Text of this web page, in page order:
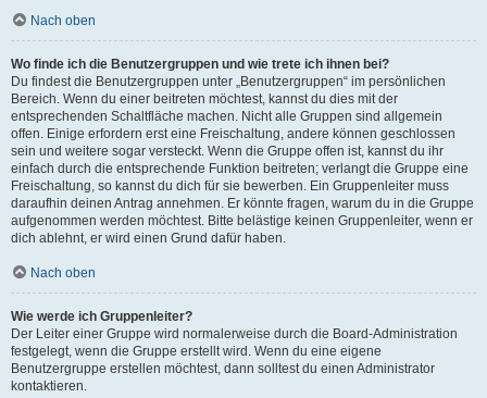
Nach oben
Wo finde ich die Benutzergruppen und wie trete ich ihnen bei?
Du findest die Benutzergruppen unter „Benutzergruppen“ im persönlichen
Bereich. Wenn du einer beitreten möchtest, kannst du dies mit der
entsprechenden Schaltfläche machen. Nicht alle Gruppen sind allgemein
offen. Einige erfordern erst eine Freischaltung, andere können geschlossen
sein und weitere sogar versteckt. Wenn die Gruppe offen ist, kannst du ihr
einfach durch die entsprechende Funktion beitreten; verlangt die Gruppe eine
Freischaltung, so kannst du dich für sie bewerben. Ein Gruppenleiter muss
daraufhin deinen Antrag annehmen. Er könnte fragen, warum du in die Gruppe
aufgenommen werden möchtest. Bitte belästige keinen Gruppenleiter, wenn er
dich ablehnt, er wird einen Grund dafür haben.
Nach oben
Wie werde ich Gruppenleiter?
Der Leiter einer Gruppe wird normalerweise durch die Board-Administration
festgelegt, wenn die Gruppe erstellt wird. Wenn du eine eigene
Benutzergruppe erstellen möchtest, dann solltest du einen Administrator
kontaktieren.